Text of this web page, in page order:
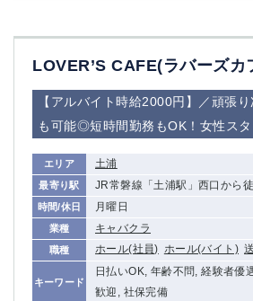
LOVER’S CAFE(ラバーズカ
【アルバイト時給2000円】／頑張
も可能◎短時間勤務もOK！女性ス
エリア 土浦
最寄り駅 JR常磐線「土浦駅」西口から
時間/休日 月曜日
業種 キャバクラ
職種 ホール(社員) ホール(バイト)
キーワード
日払いOK, 年齢不問, 経験者優
歓迎, 社保完備
蒲田
北千住
①六本木 ②西麻布
大山
赤羽
品川
蒲田東口
立川（南口）
新宿
浜松町
中野
府中
中目黒
ひばりヶ丘（北口）
学芸大学
吉祥寺（南口／公園口）